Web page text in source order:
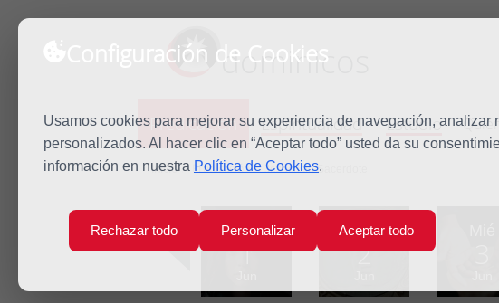
Configuración de Cookies
Usamos cookies para mejorar su experiencia de navegación,
personalizados. Al hacer clic en “Aceptar todo” usted da su
información en nuestra Política de Cookies.
Rechazar todo Personalizar Aceptar todo
dominicos
Predicación Espiritualidad Estudio
Inicio Predicación Jesucristo Sacerdote
Lun
1
Mar
2